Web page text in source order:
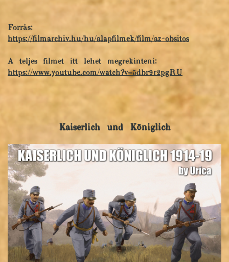
Forrás:
https://filmarchiv.hu/hu/alapfilmek/film/az-obsitos
A teljes filmet itt lehet megrekinteni:
https://www.youtube.com/watch?v=5dbr9r2pgRU
Kaiserlich und Königlich